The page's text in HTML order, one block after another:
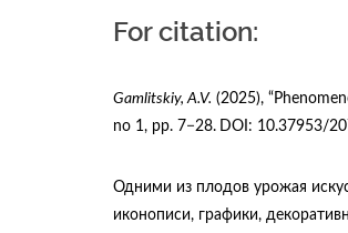
For citation:
Gamlitskiy, A.V. (2025),
no 1, рр. 7−28. DOI: 10.37953/
Одними из плодов урожая
иконописи, графики,